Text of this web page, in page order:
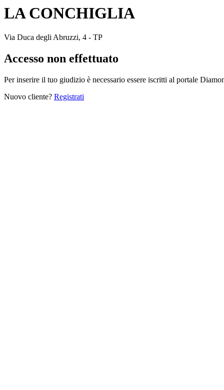
LA CONCHIGLIA
Via Duca degli Abruzzi, 4 - TP
Accesso non effettuato
Per inserire il tuo giudizio è necessario essere iscritti al portale
Nuovo cliente? Registrati